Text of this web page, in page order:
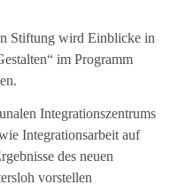
Stiftung wird Einblicke in
im Programm
Integrationszentrums
Integrationsarbeit auf
des neuen
vorstellen